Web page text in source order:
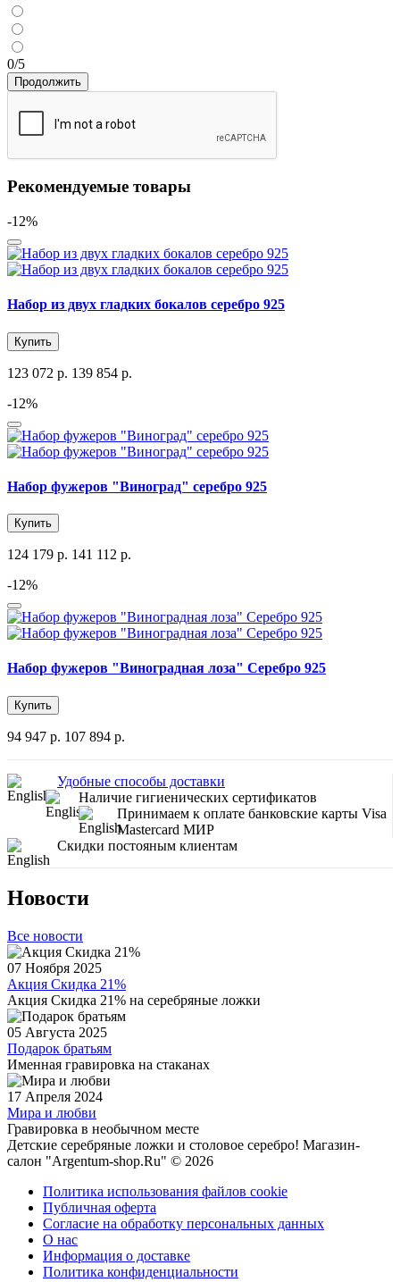
0/5
Продолжить
Рекомендуемые товары
-12%
Набор из двух гладких бокалов серебро 925
Купить
123 072 р. 139 854 р.
-12%
Набор фужеров "Виноград" серебро 925
Купить
124 179 р. 141 112 р.
-12%
Набор фужеров "Виноградная лоза" Серебро 925
Купить
94 947 р. 107 894 р.
Удобные способы доставки
Наличие гигиенических сертификатов
Принимаем к оплате банковские карты Visa
Mastercard МИР
Скидки постояным клиентам
Новости
Все новости
07 Ноября 2025
Акция Скидка 21%
Акция Скидка 21% на серебряные ложки
05 Августа 2025
Подарок братьям
Именная гравировка на стаканах
17 Апреля 2024
Мира и любви
Гравировка в необычном месте
Детские серебряные ложки и столовое серебро! Магазин-
салон "Argentum-shop.Ru" © 2026
Политика использования файлов cookie
Публичная оферта
Согласие на обработку персональных данных
О нас
Информация о доставке
Политика конфиденциальности